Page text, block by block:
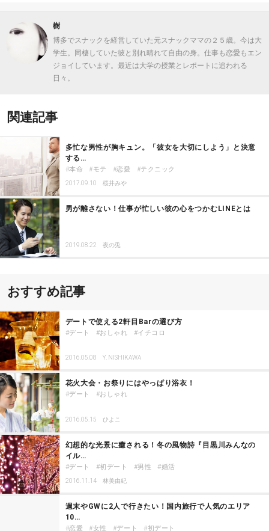
樹
博多でスナックを経営していた元スナックママの２５歳。今は大
学生。同棲していた彼と別れ晴れて自由の身。仕事も恋愛もエン
ジョイしています。最近は大学の授業とレポートに追われる
日々。
関連記事
多忙な男性が胸キュン。「彼女を大切にしよう」と決意
する…
本命 モテ 恋愛 テクニック
2017.09.10 桜井みや
男が離さない！仕事が忙しい彼の心をつかむLINEとは
2019.08.22 夜の兎
おすすめ記事
デートで使える2軒目Barの選び方
デート おしゃれ イチコロ
2016.05.08 Y. NISHIKAWA
花火大会・お祭りにはやっぱり浴衣！
デート おしゃれ
2016.05.15 ひよこ
幻想的な光景に癒される！冬の風物詩『目黒川みんなの
イル…
デート 初デート 男性 婚活
2016.11.14 林美由紀
週末やGWに2人で行きたい！国内旅行で人気のエリア
10…
恋愛 女性 デート 初デート